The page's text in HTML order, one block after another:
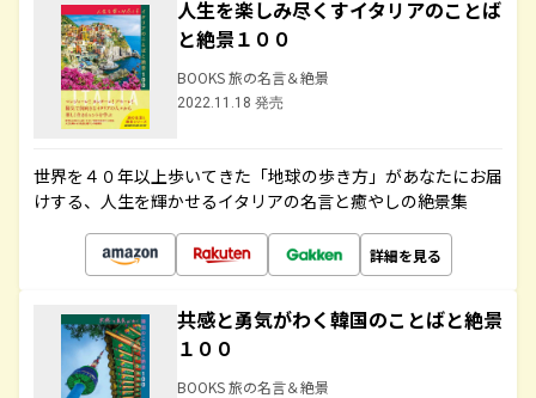
人生を楽しみ尽くすイタリアのことば
と絶景１００
BOOKS 旅の名言＆絶景
2022.11.18 発売
世界を４０年以上歩いてきた「地球の歩き方」があなたにお届
けする、人生を輝かせるイタリアの名言と癒やしの絶景集
詳細を見る
共感と勇気がわく韓国のことばと絶景
１００
BOOKS 旅の名言＆絶景